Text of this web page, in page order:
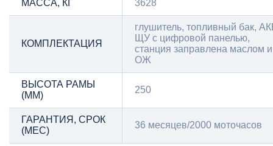
МАССА, КГ 3628
КОМПЛЕКТАЦИЯ
глушитель, топливный бак,
ЩУ с цифровой панелью,
станция заправлена маслом и
ОЖ
ВЫСОТА РАМЫ
(ММ)
250
ГАРАНТИЯ, СРОК
(МЕС)
36 месяцев/2000 моточасов